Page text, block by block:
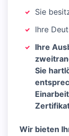
Sie
Ihre
Ihre
Sie
Wir bieten